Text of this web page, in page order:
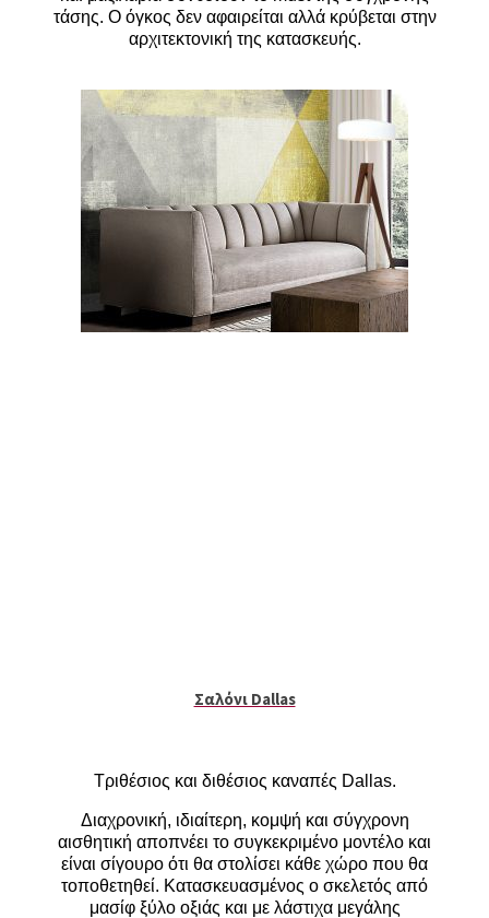
τάσης. Ο όγκος δεν αφαιρείται αλλά κρύβεται στην
αρχιτεκτονική της κατασκευής.
Σαλόνι Dallas
Τριθέσιος και διθέσιος καναπές Dallas.
Διαχρονική, ιδιαίτερη, κομψή και σύγχρονη
αισθητική αποπνέει το συγκεκριμένο μοντέλο και
είναι σίγουρο ότι θα στολίσει κάθε χώρο που θα
τοποθετηθεί. Κατασκευασμένος ο σκελετός από
μασίφ ξύλο οξιάς και με λάστιχα μεγάλης